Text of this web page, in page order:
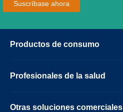
Suscríbase ahora
Productos de consumo
Profesionales de la salud
Otras soluciones comerciales